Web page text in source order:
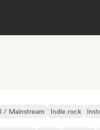
/ Mainstream Indie rock